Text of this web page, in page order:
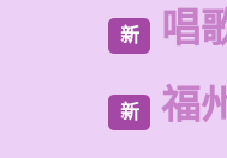
新 唱
新 福